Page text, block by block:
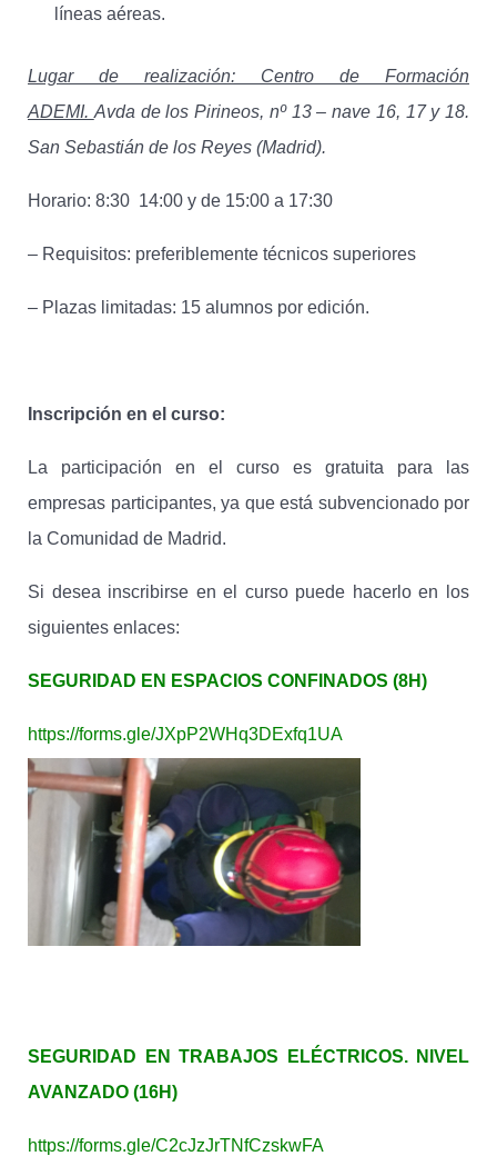
líneas aéreas.
Lugar de realización: Centro de Formación
ADEMI. Avda de los Pirineos, nº 13 – nave 16, 17 y 18.
San Sebastián de los Reyes (Madrid).
Horario: 8:30 14:00 y de 15:00 a 17:30
– Requisitos: preferiblemente técnicos superiores
– Plazas limitadas: 15 alumnos por edición.
Inscripción en el curso:
La participación en el curso es gratuita para las
empresas participantes, ya que está subvencionado por
la Comunidad de Madrid.
Si desea inscribirse en el curso puede hacerlo en los
siguientes enlaces:
SEGURIDAD EN ESPACIOS CONFINADOS (8H)
https://forms.gle/JXpP2WHq3DExfq1UA
SEGURIDAD EN TRABAJOS ELÉCTRICOS. NIVEL
AVANZADO (16H)
https://forms.gle/C2cJzJrTNfCzskwFA